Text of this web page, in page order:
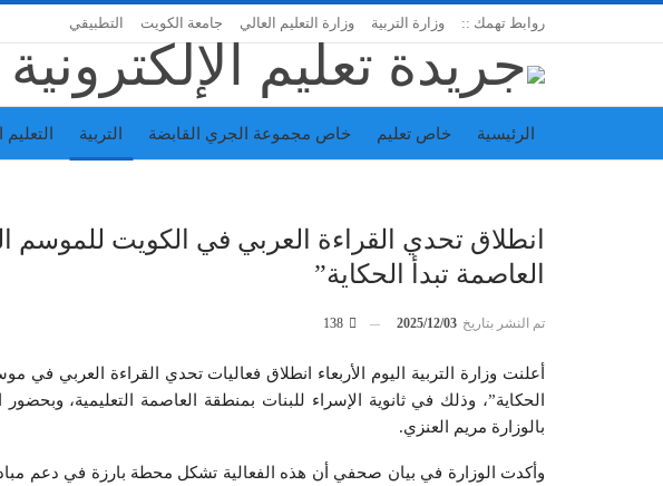
روابط تهمك :: وزارة التربية وزارة التعليم العالي جامعة الكويت التطبيقي
الرئيسية خاص تعليم خاص مجموعة الجري القابضة التربية
انطلاق تحدي القراءة العربي في الكويت
العاصمة تبدأ الحكاية”
تم النشر بتاريخ 2025/12/03
أعلنت وزارة التربية اليوم الأربعاء انطلاق فعاليات تحدي القراءة العربي
الحكاية”، وذلك في ثانوية الإسراء للبنات بمنطقة العاصمة التعليمية، وبحضور
بالوزارة مريم العنزي.
وأكدت الوزارة في بيان صحفي أن هذه الفعالية تشكل محطة بارزة في دعم